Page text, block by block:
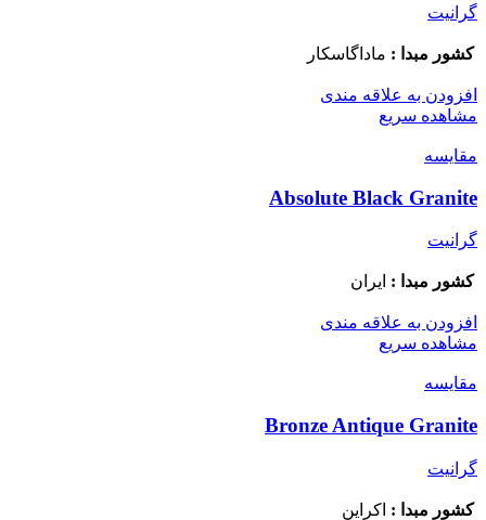
گرانیت
کشور مبدا : ماداگاسکار
افزودن به علاقه مندی
مشاهده سریع
مقایسه
Absolute Black Granite
گرانیت
کشور مبدا : ایران
افزودن به علاقه مندی
مشاهده سریع
مقایسه
Bronze Antique Granite
گرانیت
کشور مبدا : اکراین